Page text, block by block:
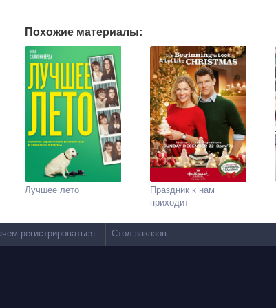
Похожие материалы:
Праздник к нам
приходит
Лучшее лето
регистрироваться Стол заказов